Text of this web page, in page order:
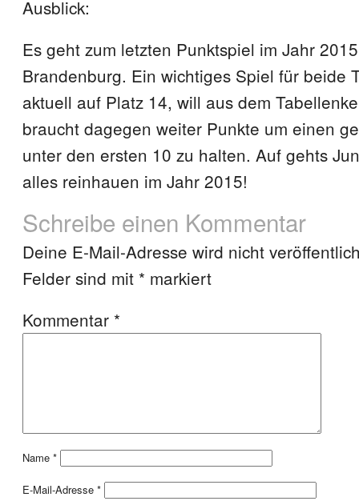
Ausblick:
Es geht zum letzten Punktspiel im Jahr
Brandenburg. Ein wichtiges Spiel für beide
aktuell auf Platz 14, will aus dem
braucht dagegen weiter Punkte um einen
unter den ersten 10 zu halten. Auf gehts
alles reinhauen im Jahr 2015!
Schreibe einen Kommentar
Deine E-Mail-Adresse wird nicht
Felder sind mit * markiert
Kommentar *
Name *
E-Mail-Adresse *